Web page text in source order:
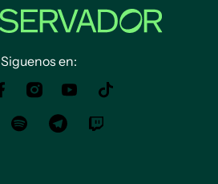
Siguenos en: